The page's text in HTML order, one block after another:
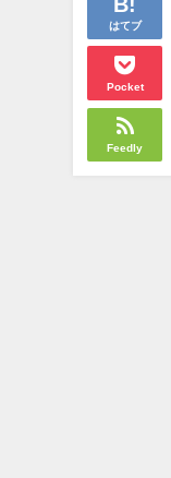
はてブ
Pocket
Feedly